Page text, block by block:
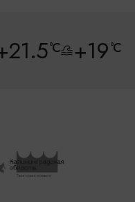
°C +19°C